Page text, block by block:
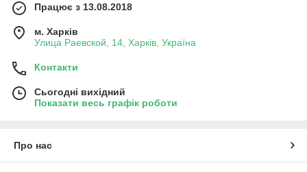
Працює з 13.08.2018
м. Харків
Улица Раевской, 14, Харків, Україна
Контакти
Сьогодні вихідний
Показати весь графік роботи
Про нас